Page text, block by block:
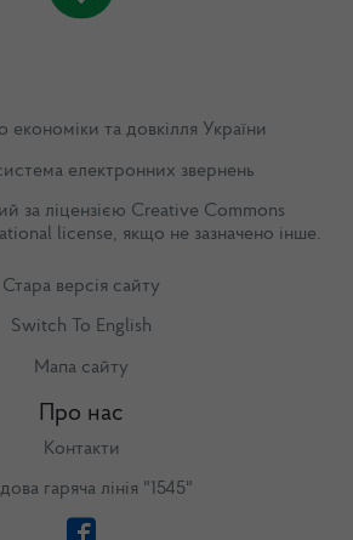
економіки та довкілля України
електронних звернень
за ліцензією Creative Commons
license, якщо не зазначено інше.
Стара версія сайту
Switch To English
Мапа сайту
Про нас
Контакти
гаряча лінія "1545"